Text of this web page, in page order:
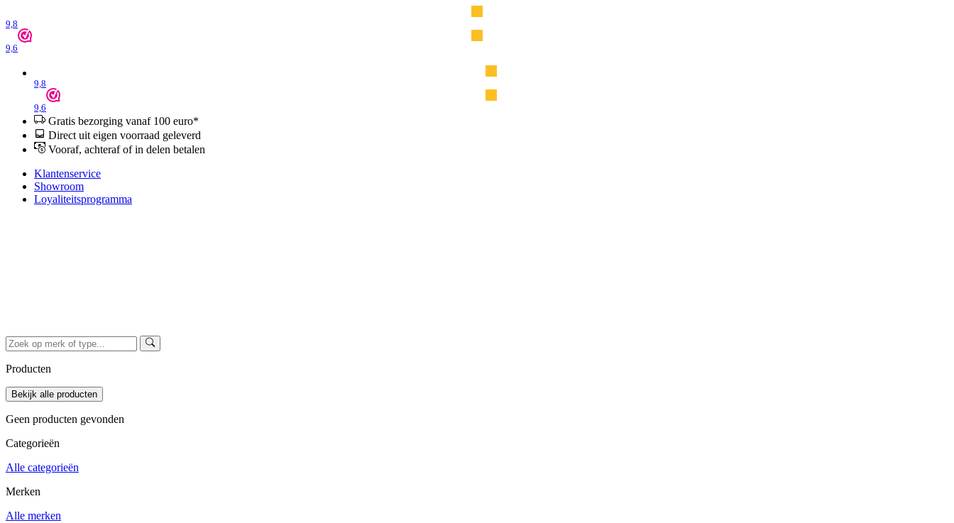
9,8
9,6
9,8
9,6
Gratis bezorging vanaf 100 euro*
Direct uit eigen voorraad geleverd
Vooraf, achteraf of in delen betalen
Klantenservice
Showroom
Loyaliteitsprogramma
Producten
Geen producten gevonden
Categorieën
Alle categorieën
Merken
Alle merken